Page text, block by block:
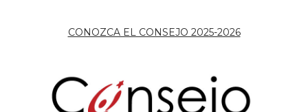
CONOZCA EL CONSEJO 2025-2026